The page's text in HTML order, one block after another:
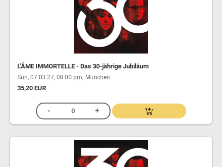
L’ÂME IMMORTELLE - Das 30-jährige Jubiläum
Sun, 07.03.27, 08:00 pm, München
35,20 EUR